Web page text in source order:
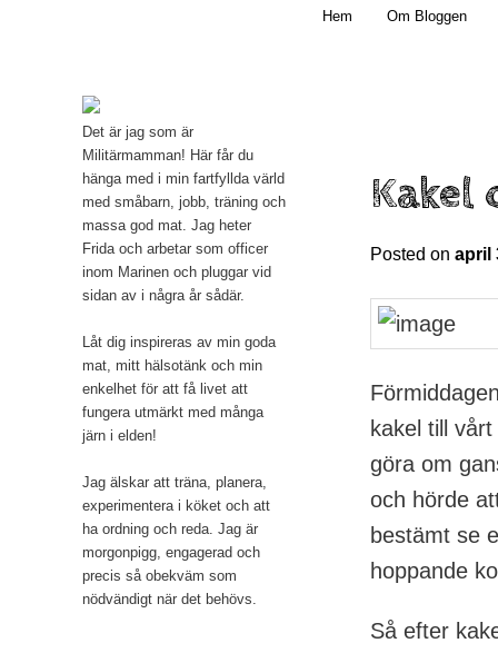
Mamma, militär och märkbart obekväm
Hem Om Bloggen
Kakel
Posted onapril
kakel till
göra om
och hörde
bestämt se
hoppande
Så efter
Det är jag som är
Militärmamman! Här får du
hänga med i min fartfyllda värld
med småbarn, jobb, träning och
massa god mat. Jag heter
Frida och arbetar som officer
inom Marinen och pluggar vid
sidan av i några år sådär.
Låt dig inspireras av min goda
mat, mitt hälsotänk och min
enkelhet för att få livet att
fungera utmärkt med många
järn i elden!
Jag älskar att träna, planera,
experimentera i köket och att
ha ordning och reda. Jag är
morgonpigg, engagerad och
precis så obekväm som
nödvändigt när det behövs.